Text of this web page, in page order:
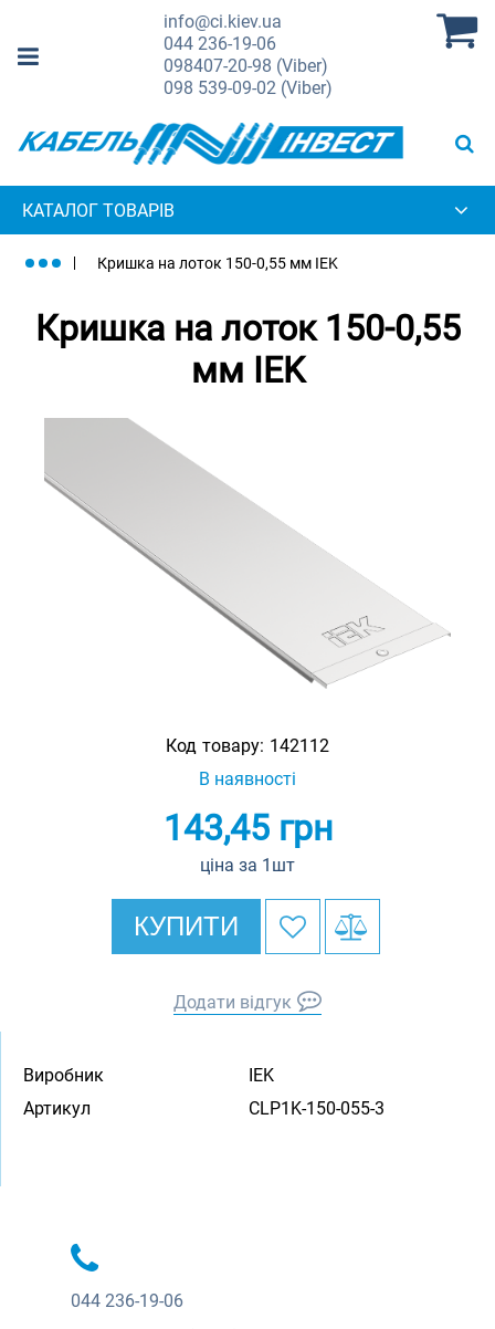
info@ci.kiev.ua
044236-19-06
098407-20-98 (Viber)
098 539-09-02 (Viber)
КАТАЛОГ ТОВАРІВ
Кришка на лоток 150-0,55 мм IEK
Кришка на лоток 150-0,55
мм IEK
Код товару: 142112
В наявності
143,45грн
ціна за 1шт
КУПИТИ
Додати відгук
Виробник
IEK
Артикул
CLP1K-150-055-3
044 236-19-06